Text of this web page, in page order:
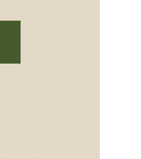
das Riff